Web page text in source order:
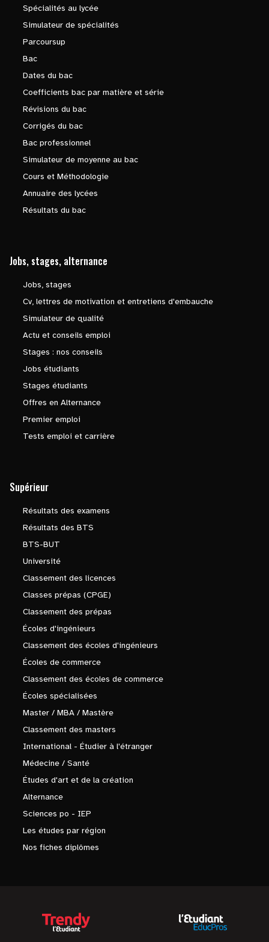
Spécialités au lycée
Simulateur de spécialités
Parcoursup
Bac
Dates du bac
Coefficients bac par matière et série
Révisions du bac
Corrigés du bac
Bac professionnel
Simulateur de moyenne au bac
Cours et Méthodologie
Annuaire des lycées
Résultats du bac
Jobs, stages, alternance
Jobs, stages
Cv, lettres de motivation et entretiens d'embauche
Simulateur de qualité
Actu et conseils emploi
Stages : nos conseils
Jobs étudiants
Stages étudiants
Offres en Alternance
Premier emploi
Tests emploi et carrière
Supérieur
Résultats des examens
Résultats des BTS
BTS-BUT
Université
Classement des licences
Classes prépas (CPGE)
Classement des prépas
Écoles d'ingénieurs
Classement des écoles d'ingénieurs
Écoles de commerce
Classement des écoles de commerce
Écoles spécialisées
Master / MBA / Mastère
Classement des masters
International - Étudier à l'étranger
Médecine / Santé
Études d'art et de la création
Alternance
Sciences po - IEP
Les études par région
Nos fiches diplômes